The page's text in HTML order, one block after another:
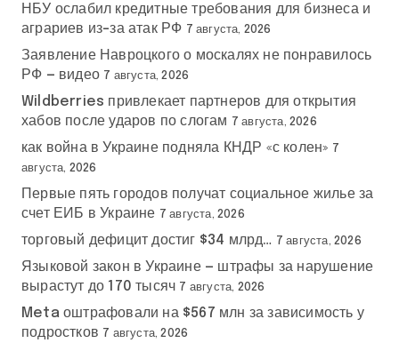
НБУ ослабил кредитные требования для бизнеса и
аграриев из-за атак РФ 7 августа, 2026
Заявление Навроцкого о москалях не понравилось
РФ — видео 7 августа, 2026
Wildberries привлекает партнеров для открытия
хабов после ударов по слогам 7 августа, 2026
как война в Украине подняла КНДР «с колен» 7
августа, 2026
Первые пять городов получат социальное жилье за
счет ЕИБ в Украине 7 августа, 2026
торговый дефицит достиг $34 млрд… 7 августа, 2026
Языковой закон в Украине — штрафы за нарушение
вырастут до 170 тысяч 7 августа, 2026
Meta оштрафовали на $567 млн за зависимость у
подростков 7 августа, 2026